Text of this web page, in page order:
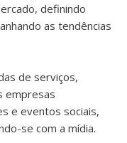
definindo
as tendências
de serviços,
empresas
e eventos sociais,
se com a mídia.